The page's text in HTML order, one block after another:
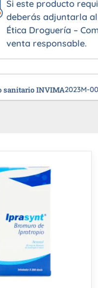
Si este producto
deberás adjuntarla
Ética Droguería –
venta responsable.
sanitario INVIMA2023M-